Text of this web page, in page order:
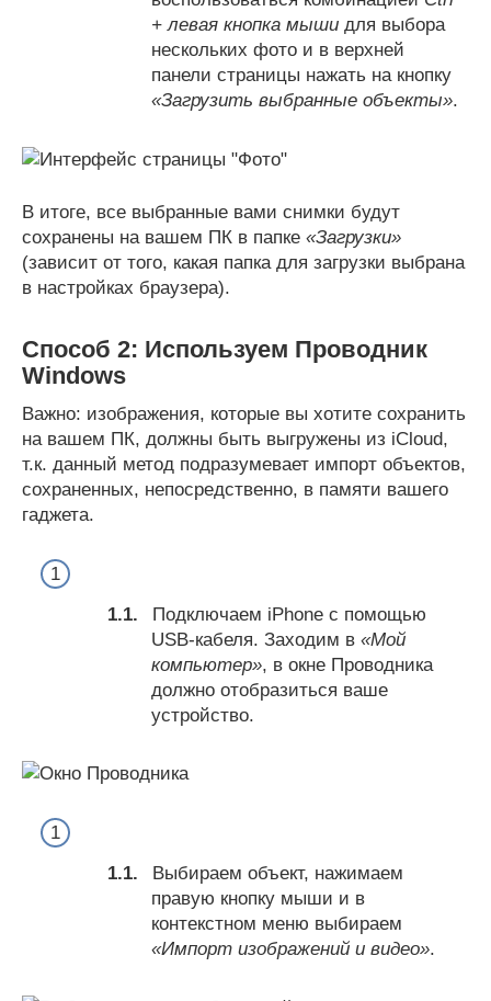
+ левая кнопка мыши для выбора
нескольких фото и в верхней
панели страницы нажать на кнопку
«Загрузить выбранные объекты».
В итоге, все выбранные вами снимки будут
сохранены на вашем ПК в папке «Загрузки»
(зависит от того, какая папка для загрузки выбрана
в настройках браузера).
Способ 2: Используем Проводник
Windows
Важно: изображения, которые вы хотите сохранить
на вашем ПК, должны быть выгружены из iCloud,
т.к. данный метод подразумевает импорт объектов,
сохраненных, непосредственно, в памяти вашего
гаджета.
Подключаем iPhone с помощью
USB-кабеля. Заходим в «Мой
компьютер», в окне Проводника
должно отобразиться ваше
устройство.
Выбираем объект, нажимаем
правую кнопку мыши и в
контекстном меню выбираем
«Импорт изображений и видео».